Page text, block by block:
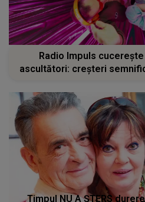
Radio Impuls
ascultători: creșteri
Timpul NU A ȘTERS